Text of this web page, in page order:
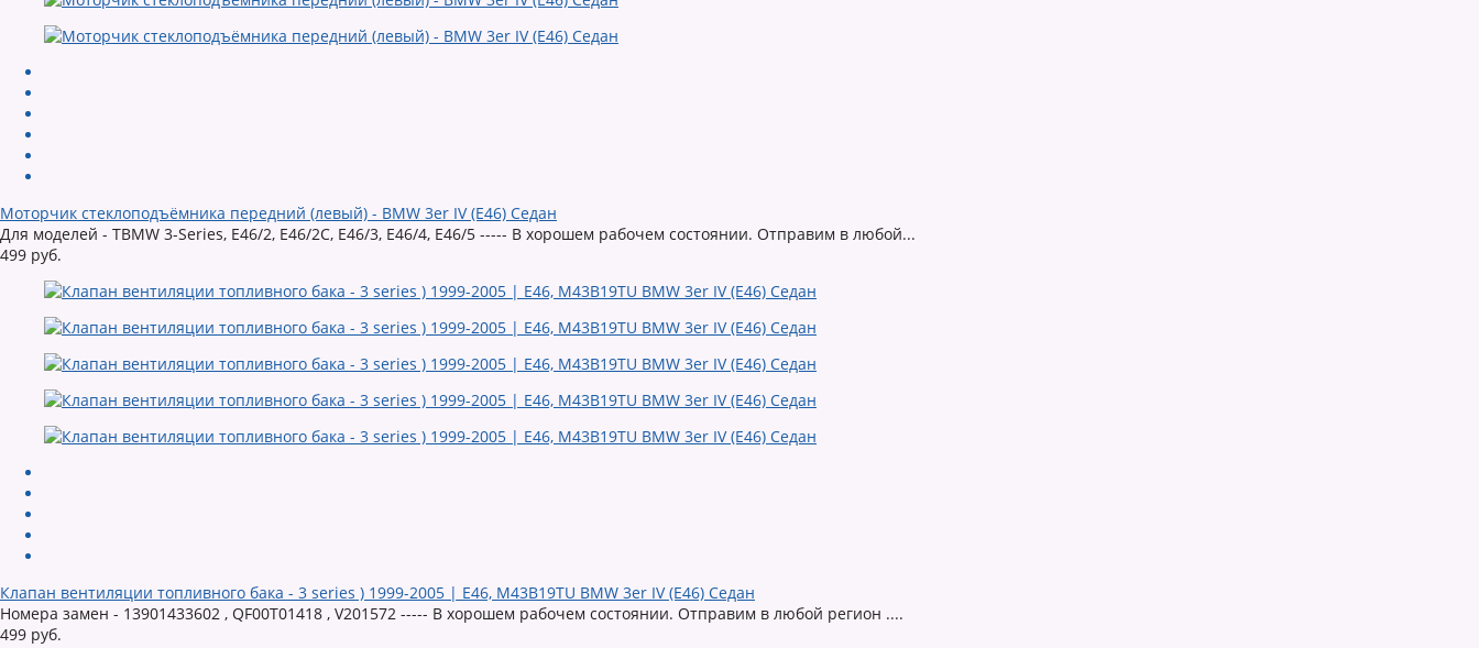
Моторчик стеклоподъёмника передний (левый) - BMW 3er IV (E46) Седан
Для моделей - TBMW 3-Series, E46/2, E46/2C, E46/3, E46/4, E46/5 ----- В хорошем рабочем состоянии. Отправим в любой...
499 руб.
Клапан вентиляции топливного бака - 3 series ) 1999-2005 | E46, M43B19TU BMW 3er IV (E46) Седан
Номера замен - 13901433602 , QF00T01418 , V201572 ----- В хорошем рабочем состоянии. Отправим в любой регион ....
499 руб.